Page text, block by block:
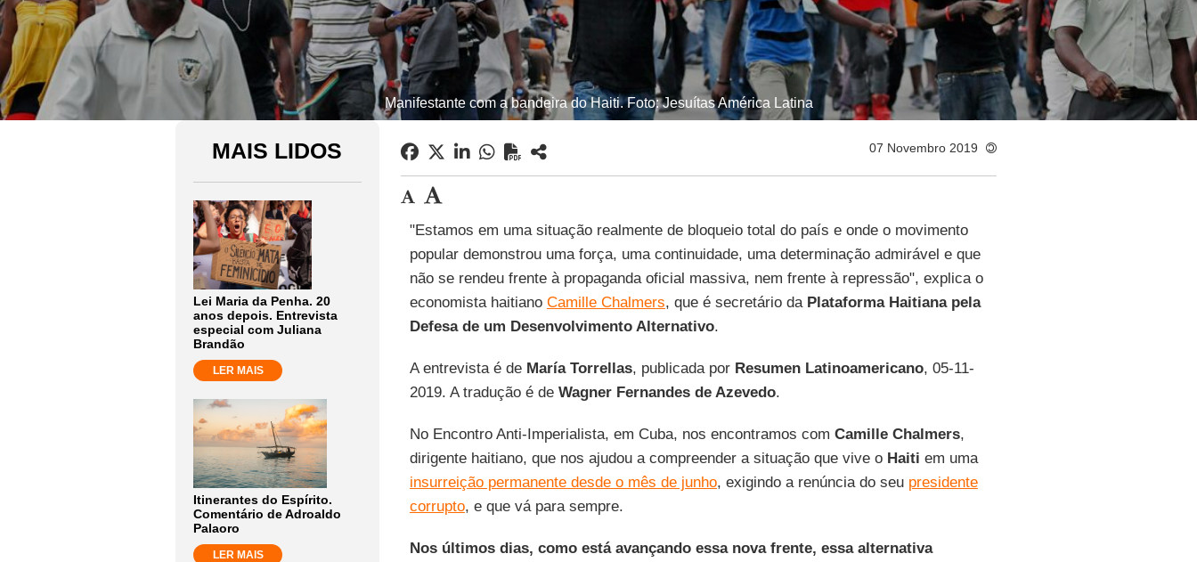
Manifestante com a bandeira do Haiti. Foto: Jesuítas América Latina
MAIS LIDOS
Lei Maria da Penha. 20
anos depois. Entrevista
especial com Juliana
Brandão
LER MAIS
Itinerantes do Espírito.
Comentário de Adroaldo
Palaoro
LER MAIS
07 Novembro 2019
"Estamos em uma situação realmente de bloqueio total do país e onde o movimento
popular demonstrou uma força, uma continuidade, uma determinação admirável e que
não se rendeu frente à propaganda oficial massiva, nem frente à repressão", explica o
economista haitiano Camille Chalmers, que é secretário da Plataforma Haitiana pela
Defesa de um Desenvolvimento Alternativo.
A entrevista é de María Torrellas, publicada por Resumen Latinoamericano, 05-11-
2019. A tradução é de Wagner Fernandes de Azevedo.
No Encontro Anti-Imperialista, em Cuba, nos encontramos com Camille Chalmers,
dirigente haitiano, que nos ajudou a compreender a situação que vive o Haiti em uma
insurreição permanente desde o mês de junho, exigindo a renúncia do seu presidente
corrupto, e que vá para sempre.
Nos últimos dias, como está avançando essa nova frente, essa alternativa